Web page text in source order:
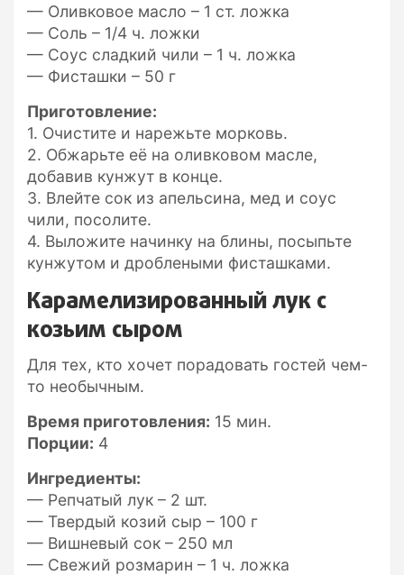
— Оливковое масло – 1 ст. ложка
— Соль – 1/4 ч. ложки
— Соус сладкий чили – 1 ч. ложка
— Фисташки – 50 г
Приготовление:
1. Очистите и нарежьте морковь.
2. Обжарьте её на оливковом масле,
добавив кунжут в конце.
3. Влейте сок из апельсина, мед и соус
чили, посолите.
4. Выложите начинку на блины, посыпьте
кунжутом и дроблеными фисташками.
Карамелизированный лук с
козьим сыром
Для тех, кто хочет порадовать гостей чем-
то необычным.
Время приготовления: 15 мин.
Порции: 4
Ингредиенты:
— Репчатый лук – 2 шт.
— Твердый козий сыр – 100 г
— Вишневый сок – 250 мл
— Свежий розмарин – 1 ч. ложка